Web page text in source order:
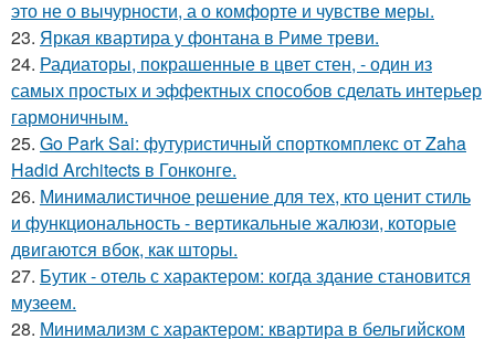
это не о вычурности, а о комфорте и чувстве меры.
23. Яркая квартира у фонтана в Риме треви.
24. Радиаторы, покрашенные в цвет стен, - один из
самых простых и эффектных способов сделать интерьер
гармоничным.
25. Go Park Sai: футуристичный спорткомплекс от Zaha
Hadid Architects в Гонконге.
26. Минималистичное решение для тех, кто ценит стиль
и функциональность - вертикальные жалюзи, которые
двигаются вбок, как шторы.
27. Бутик - отель с характером: когда здание становится
музеем.
28. Минимализм с характером: квартира в бельгийском